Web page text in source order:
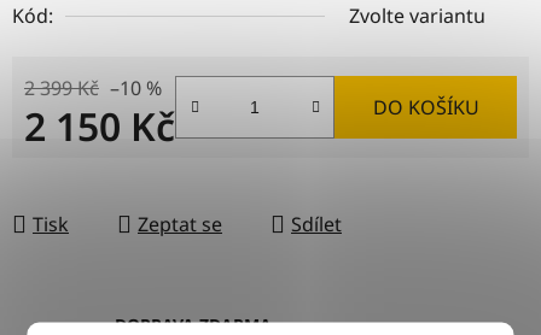
Kód:
Zvolte variantu
2 399 Kč –10 %
2 150 Kč DO KOŠÍKU
Tisk Zeptat se Sdílet
DOPRAVA ZDARMA